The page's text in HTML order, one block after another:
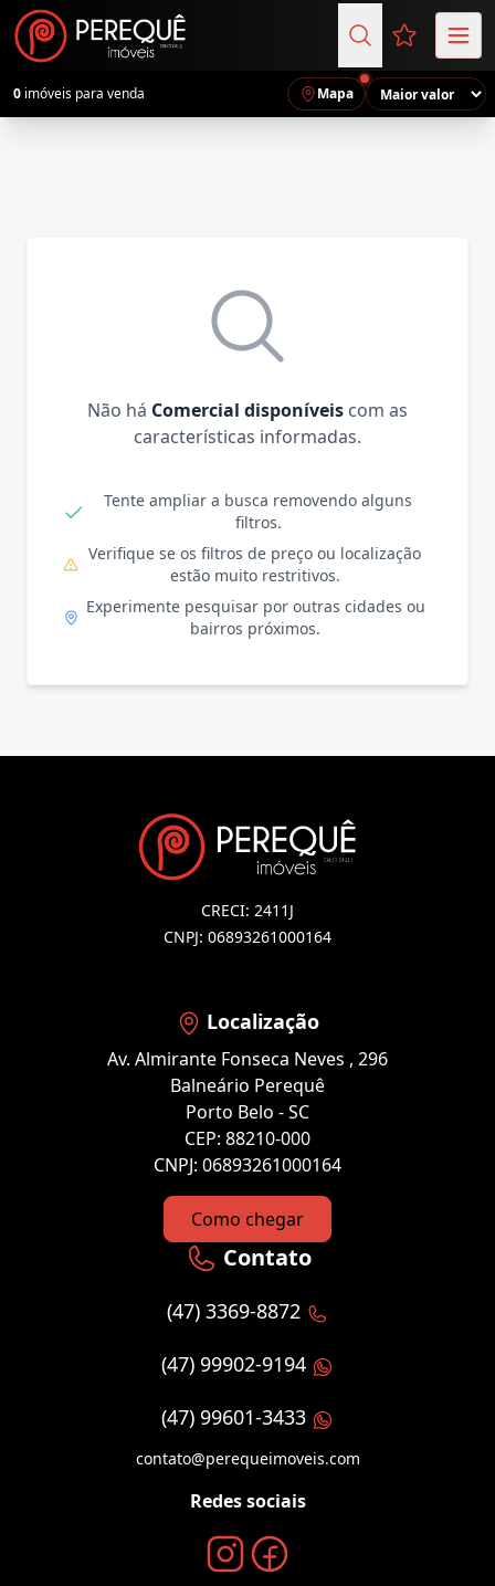
Favoritos
0 imóveis para venda Mapa
Não há Comercial disponíveis com as
características informadas.
Tente ampliar a busca removendo alguns
filtros.
Verifique se os filtros de preço ou localização
estão muito restritivos.
Experimente pesquisar por outras cidades ou
bairros próximos.
CRECI: 2411J
CNPJ: 06893261000164
Localização
Av. Almirante Fonseca Neves , 296
Balneário Perequê
Porto Belo - SC
CEP: 88210-000
CNPJ: 06893261000164
Como chegar
Contato
(47) 3369-8872
(47) 99902-9194
(47) 99601-3433
contato@perequeimoveis.com
Redes sociais